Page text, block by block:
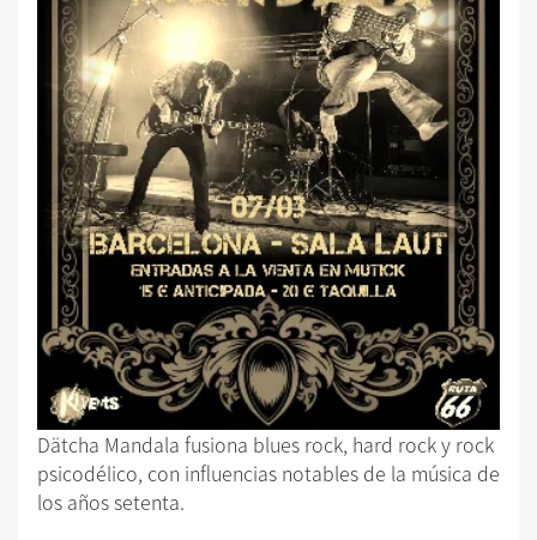
Dätcha Mandala fusiona blues rock, hard rock y rock
psicodélico, con influencias notables de la música de
los años setenta.